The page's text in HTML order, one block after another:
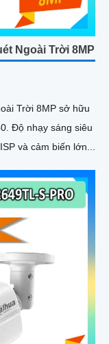
Ngoài Trời 8MP
Trời 8MP sở hữu
và cảm biến lớn...